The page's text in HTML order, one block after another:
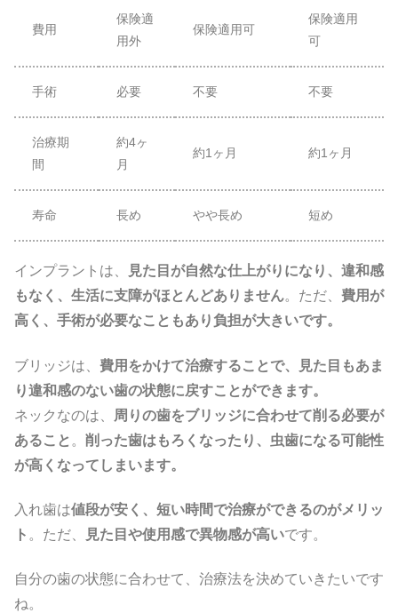
費用
保険適
用外
保険適用可
保険適用
可
手術 必要 不要 不要
治療期
間
約4ヶ
月
約1ヶ月 約1ヶ月
寿命 長め やや長め 短め
インプラントは、
見た目が自然な仕上がりになり、違和感
もなく、生活に支障がほとんどありません。ただ、 費用が
高く、手術が必要なこともあり負担が大きいです。
ブリッジは、 費用をかけて治療することで、見た目もあま
り違和感のない歯の状態に戻すことができます。
ネックなのは、
周りの歯をブリッジに合わせて削る必要が
あること 。 削った歯はもろくなったり、虫歯になる可能性
が高くなってしまいます。
入れ歯は値段が安く、短い時間で治療ができるのがメリッ
ト 。ただ、 見た目や使用感で異物感が高いです。
自分の歯の状態に合わせて、治療法を決めていきたいです
ね。